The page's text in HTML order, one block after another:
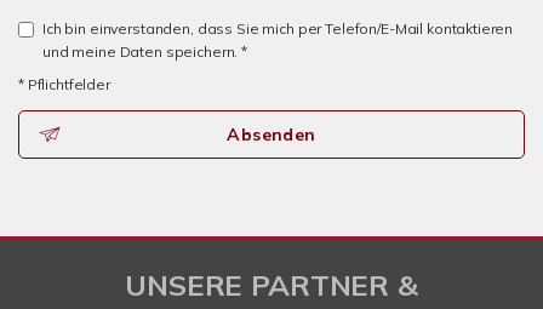
Ich bin einverstanden, dass Sie mich per Telefon/E-Mail kontaktieren
und meine Daten speichern. *
* Pflichtfelder
Absenden
UNSERE PARTNER &